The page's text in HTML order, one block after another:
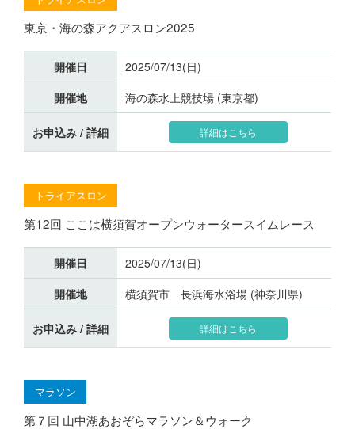
東京・海の森アクアスロン2025
開催日
2025/07/13(日)
開催地
海の森水上競技場 (東京都)
お申込み / 詳細 詳細はこちら
トライアスロン
第12回 ここは横須賀オープンウォータースイムレース
開催日
2025/07/13(日)
開催地
横須賀市 長浜海水浴場 (神奈川県)
お申込み / 詳細 詳細はこちら
マラソン
第７回 山中湖あおぞらマラソン＆ウォーク